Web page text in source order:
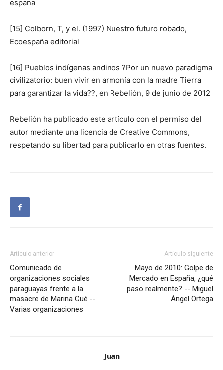
espana
[15] Colborn, T, y el. (1997) Nuestro futuro robado,
Ecoespaña editorial
[16] Pueblos indígenas andinos ?Por un nuevo paradigma
civilizatorio: buen vivir en armonía con la madre Tierra
para garantizar la vida??, en Rebelión, 9 de junio de 2012
Rebelión ha publicado este artículo con el permiso del
autor mediante una licencia de Creative Commons,
respetando su libertad para publicarlo en otras fuentes.
Artículo anterior
Comunicado de
organizaciones sociales
paraguayas frente a la
masacre de Marina Cué --
Varias organizaciones
Artículo siguiente
Mayo de 2010: Golpe de
Mercado en España, ¿qué
paso realmente? -- Miguel
Ángel Ortega
Juan